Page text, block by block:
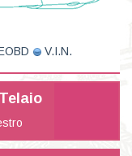
V.I.N.